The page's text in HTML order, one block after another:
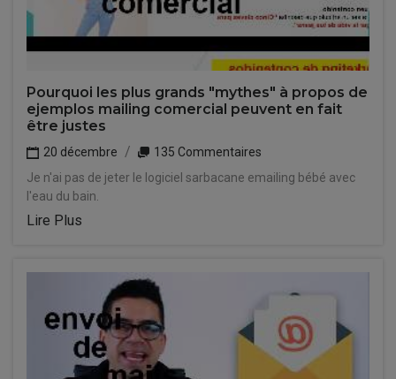
Pourquoi les plus grands "mythes" à propos de
ejemplos mailing comercial peuvent en fait
être justes
20 décembre
135 Commentaires
Je n'ai pas de jeter le logiciel sarbacane emailing bébé avec
l'eau du bain.
Lire Plus